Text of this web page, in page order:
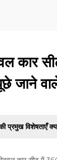
कार
जाने
प्रमुख विशेषताएँ